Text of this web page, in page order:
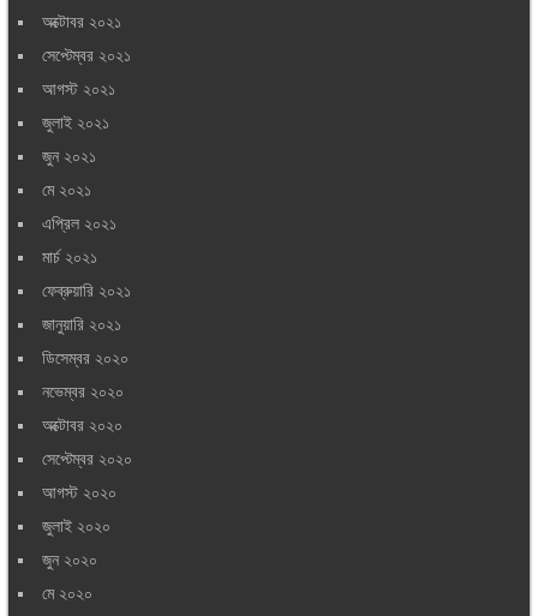
অক্টোবর ২০২১
সেপ্টেম্বর ২০২১
আগস্ট ২০২১
জুলাই ২০২১
জুন ২০২১
মে ২০২১
এপ্রিল ২০২১
মার্চ ২০২১
ফেব্রুয়ারি ২০২১
জানুয়ারি ২০২১
ডিসেম্বর ২০২০
নভেম্বর ২০২০
অক্টোবর ২০২০
সেপ্টেম্বর ২০২০
আগস্ট ২০২০
জুলাই ২০২০
জুন ২০২০
মে ২০২০